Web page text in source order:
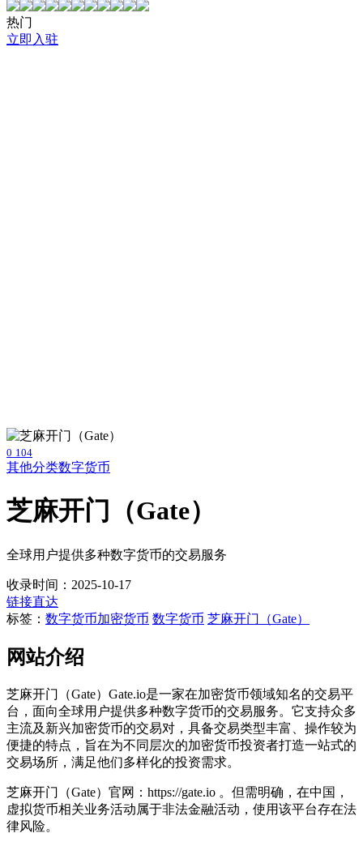
热门
立即入驻
0 104
其他分类数字货币
芝麻开门（Gate）
全球用户提供多种数字货币的交易服务
收录时间：2025-10-17
链接直达
标签： 数字货币加密货币 数字货币 芝麻开门（Gate）
网站介绍
芝麻开门（Gate）Gate.io是一家在加密货币领域知名的交易平
台，面向全球用户提供多种数字货币的交易服务。它支持众多
主流及新兴加密货币的交易对，具备交易类型丰富、操作较为
便捷的特点，旨在为不同层次的加密货币投资者打造一站式的
交易场所，满足他们多样化的投资需求。
芝麻开门（Gate）官网：https://gate.io 。但需明确，在中国，
虚拟货币相关业务活动属于非法金融活动，使用该平台存在法
律风险。